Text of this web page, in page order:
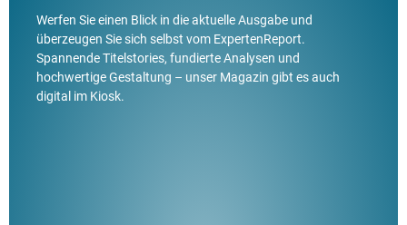
Werfen Sie einen Blick in die aktuelle Ausgabe und
überzeugen Sie sich selbst vom ExpertenReport.
Spannende Titelstories, fundierte Analysen und
hochwertige Gestaltung – unser Magazin gibt es auch
digital im Kiosk.